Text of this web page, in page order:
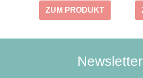
ZUM PRODUKT
Newsletter